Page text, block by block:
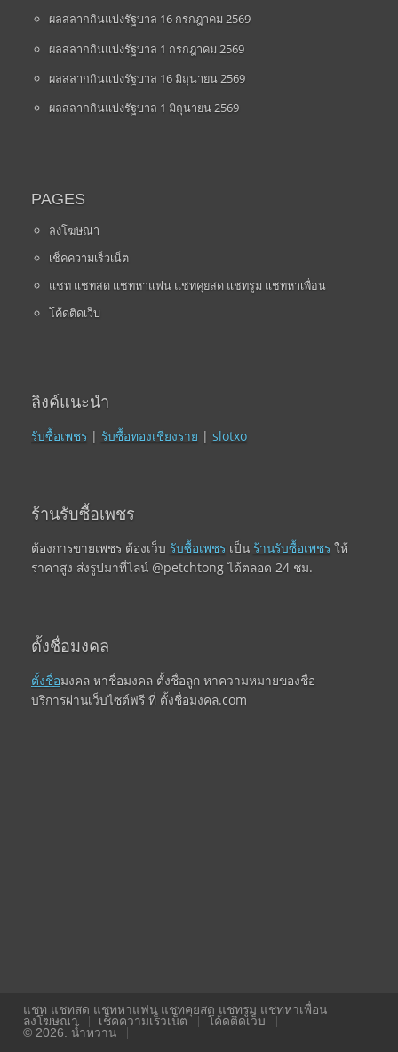
ผลสลากกินแบ่งรัฐบาล 16 กรกฎาคม 2569
ผลสลากกินแบ่งรัฐบาล 1 กรกฎาคม 2569
ผลสลากกินแบ่งรัฐบาล 16 มิถุนายน 2569
ผลสลากกินแบ่งรัฐบาล 1 มิถุนายน 2569
PAGES
ลงโฆษณา
เช็คความเร็วเน็ต
แชท แชทสด แชทหาแฟน แชทคุยสด แชทรูม แชทหาเพื่อน
โค้ดติดเว็บ
ลิงค์แนะนำ
รับซื้อเพชร| รับซื้อทองเชียงราย | slotxo
ร้านรับซื้อเพชร
ต้องการขายเพชร ต้องเว็บ รับซื้อเพชรเป็น ร้านรับซื้อเพชรให้
ราคาสูง ส่งรูปมาที่ไลน์ @petchtong ได้ตลอด 24 ชม.
ตั้งชื่อมงคล
ตั้งชื่อมงคล หาชื่อมงคล ตั้งชื่อลูก หาความหมายของชื่อ
บริการผ่านเว็บไซต์ฟรี ที่ ตั้งชื่อมงคล.com
แชท แชทสด แชทหาแฟน แชทคุยสด แชทรูม แชทหาเพื่อน
ลงโฆษณา
เช็คความเร็วเน็ต
โค้ดติดเว็บ
© 2026. น้ำหวาน